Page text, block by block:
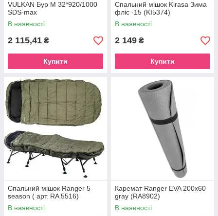
VULKAN Бур М 32*920/1000
SDS-max
В наявності
2 115,41 ₴
Купити
Спальний мішок Kirasa Зима
фліс -15 (KI5374)
В наявності
2 149 ₴
Купити
Спальний мішок Ranger 5
season ( арт. RA 5516)
В наявності
Каремат Ranger EVA 200x60
gray (RA8902)
В наявності